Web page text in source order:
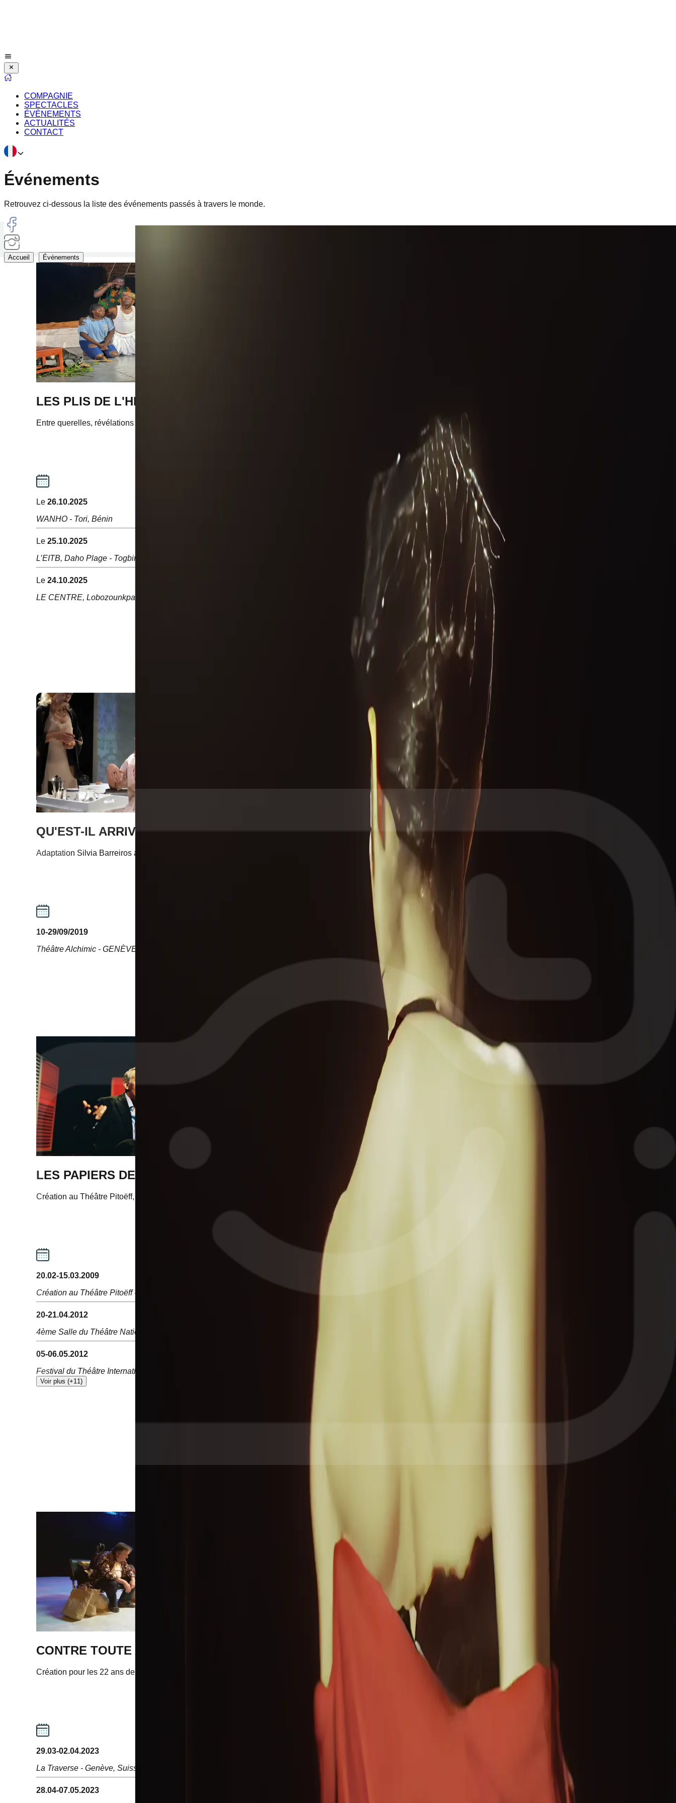
COMPAGNIE
SPECTACLES
ÉVÉNEMENTS
ACTUALITÉS
CONTACT
Événements
Retrouvez ci-dessous la liste des événements passés à travers le monde.
Accueil Événements
LES PLIS DE L'HÉRITAGE
Entre querelles, révélations et instants d'émotion, la pièce met à nu les fractures familiales, mais surtout les injustices faites aux femmes dans la répartition des biens.
Le 26.10.2025
WANHO - Tori, Bénin
Le 25.10.2025
L’EITB, Daho Plage - Togbin, Bénin
Le 24.10.2025
LE CENTRE, Lobozounkpa
QU'EST-IL ARRIVE A BABY JANE?
Adaptation Silvia Barreiros après la pièce de Henry Farrell au Théâtre Alchimic à Genève
10-29/09/2019
Théâtre Alchimic - GENÈVE
LES PAPIERS DE L'AMOUR
Création au Théâtre Pitoëff, Genève, Suisse - Texte Slimane Benaissa, mise en scène Miguel V. Fernandez
20.02-15.03.2009
Création au Théâtre Pitoëff-
20-21.04.2012
4ème Salle du Théâtre National Tunisien
05-06.05.2012
Festival du Théâtre International de Marrakech
Voir plus (+11)
CONTRE TOUTE ATTENTE
Création pour les 22 ans de la Cie Apsara - Texte Miguel V. Fernandez, mise en scène Silvia Barreiros
29.03-02.04.2023
La Traverse - Genève, Suisse
28.04-07.05.2023